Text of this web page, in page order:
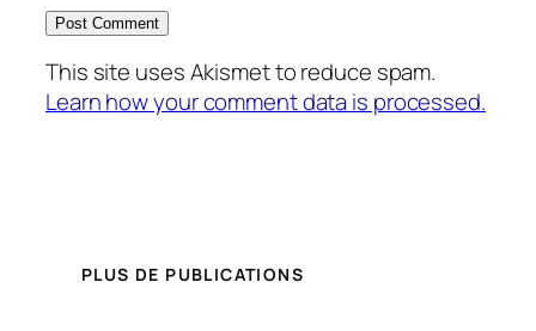
This site uses Akismet to reduce spam.
Learn how your comment data is processed.
PLUS DE PUBLICATIONS